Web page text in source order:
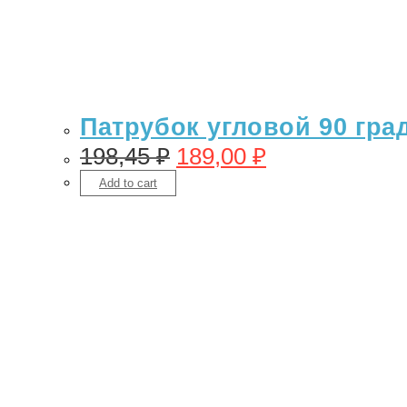
Патрубок угловой 90
198,45₽ 189,00 ₽
Add to cart